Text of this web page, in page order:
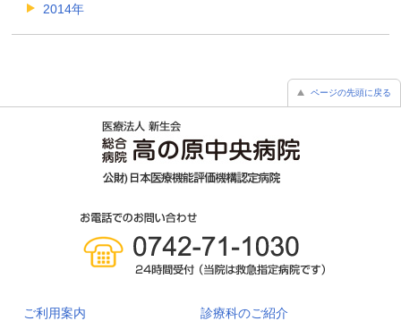
2014年
ページの先頭に戻る
ご利用案内 診療科のご紹介